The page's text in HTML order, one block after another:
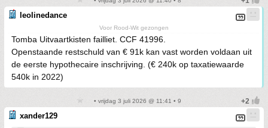
leolinedance
Voor Rood-Wit gezongen
Tomba Uitvaartkisten failliet. CCF 41996.
Openstaande restschuld van € 91k kan vast worden voldaan uit
de eerste hypothecaire inschrijving. (€ 240k op taxatiewaarde
540k in 2022)
• vrijdag 3 juli 2026 @ 11:41 • 9
xander129